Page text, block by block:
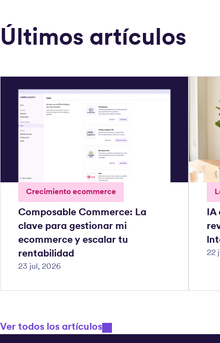
Últimos artículos
Crecimiento ecommerce
Composable Commerce: La
clave para gestionar mi
ecommerce y escalar tu
rentabilidad
23 jul, 2026
22
Ver todos los artículos